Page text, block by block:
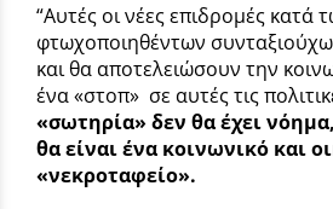
“Αυτές οι νέες επιδρομές κατά
φτωχοποιηθέντων
και θα αποτελειώσουν την
ένα «στοπ» σε αυτές τις
«σωτηρία» δεν θα έχει
θα είναι ένα κοινωνικό και
«νεκροταφείο».